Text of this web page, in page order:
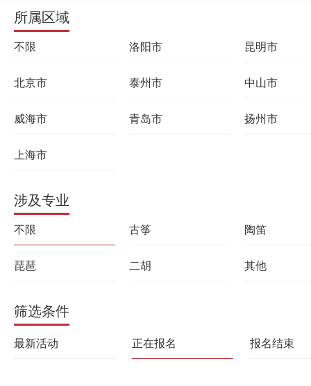
所属区域
不限 洛阳市 昆明市
北京市 泰州市 中山市
威海市 青岛市 扬州市
上海市
涉及专业
不限 古筝 陶笛
琵琶 二胡 其他
筛选条件
最新活动 正在报名 报名结束